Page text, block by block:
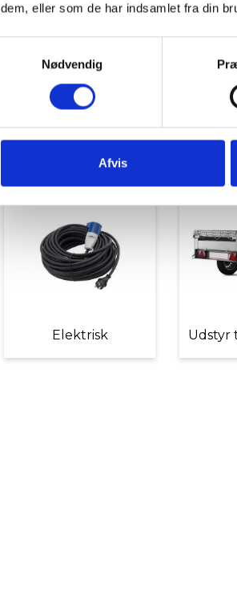
dem, eller som de har indsamlet fra din
Nødvendig
Afvis
Indvendigt Udstyr
Elektrisk Udstyr